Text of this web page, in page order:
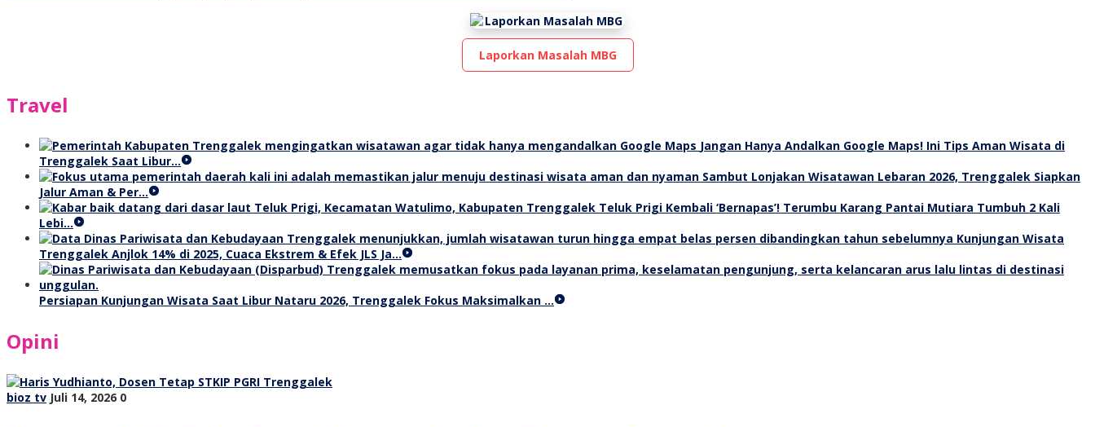
Laporkan Masalah MBG
Travel
Jangan Hanya Andalkan Google Maps! Ini Tips Aman Wisata di
Trenggalek Saat Libur…
Sambut Lonjakan Wisatawan Lebaran 2026, Trenggalek Siapkan
Jalur Aman & Per…
Teluk Prigi Kembali ‘Bernapas’! Terumbu Karang Pantai Mutiara Tumbuh 2 Kali
Lebi…
Kunjungan Wisata
Trenggalek Anjlok 14% di 2025, Cuaca Ekstrem & Efek JLS Ja…
Persiapan Kunjungan Wisata Saat Libur Nataru 2026, Trenggalek Fokus Maksimalkan …
Opini
bioz tv Juli 14, 2026 0